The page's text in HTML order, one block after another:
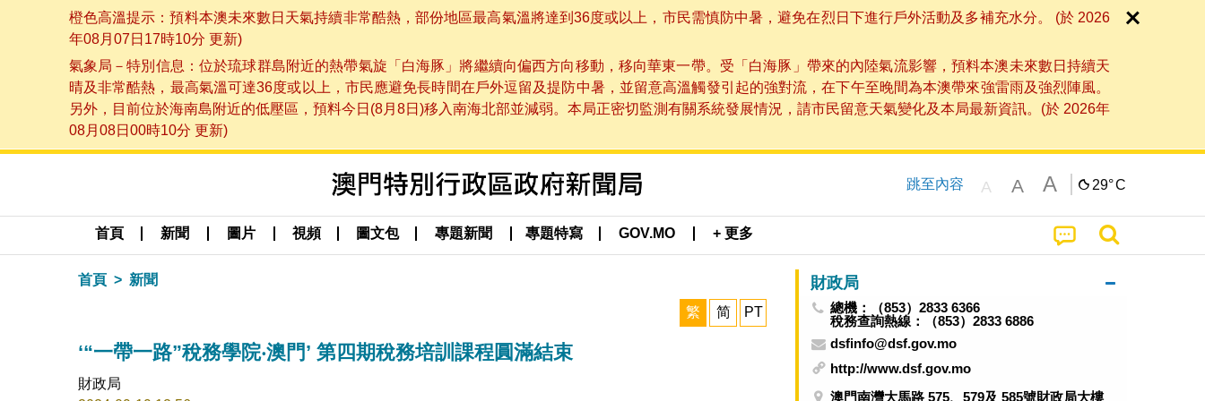
橙色高溫提示：預料本澳未來數日天氣持續非常酷熱，部份地區最高氣溫將達到36度或以上，市民需慎防中暑，避免在烈日下進行戶外活動及多補充水分。 (於 2026
年08月07日17時10分 更新)
氣象局－特別信息：位於琉球群島附近的熱帶氣旋「白海豚」將繼續向偏西方向移動，移向華東一帶。受「白海豚」帶來的內陸氣流影響，預料本澳未來數日持續天
晴及非常酷熱，最高氣溫可達36度或以上，市民應避免長時間在戶外逗留及提防中暑，並留意高溫觸發引起的強對流，在下午至晚間為本澳帶來強雷雨及強烈陣風。
另外，目前位於海南島附近的低壓區，預料今日(8月8日)移入南海北部並減弱。本局正密切監測有關系統發展情況，請市民留意天氣變化及本局最新資訊。(於 2026年
08月08日00時10分 更新)
跳至內容 A A A 29°C
首頁 新聞 圖片 視頻 圖文包 專題新聞 專題特寫 GOV.MO + 更多
首頁 新聞
繁 简 PT
‘“一帶一路”稅務學院‧澳門’ 第四期稅務培訓課程圓滿結束
財政局
財政局
總機：（853）2833 6366
稅務查詢熱線：（853）2833 6886
dsfinfo@dsf.gov.mo
http://www.dsf.gov.mo
澳門南灣大馬路 575、579及 585號財政局大樓